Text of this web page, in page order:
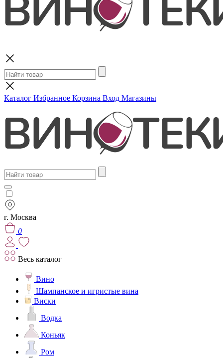
Каталог Избранное Корзина Вход Магазины
г. Москва
0
Весь каталог
Вино
Шампанское и игристые вина
Виски
Водка
Коньяк
Ром